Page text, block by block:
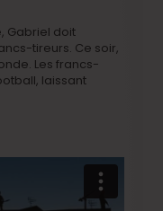
Gabriel doit
tireurs. Ce soir,
Les francs-
laissant